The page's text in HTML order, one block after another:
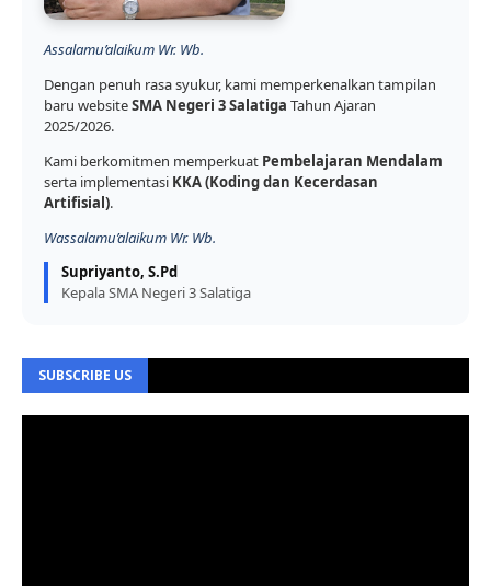
Assalamu’alaikum Wr. Wb.
Dengan penuh rasa syukur, kami memperkenalkan tampilan
baru websiteSMA Negeri 3 Salatiga Tahun Ajaran
2025/2026.
Kami berkomitmen memperkuat Pembelajaran Mendalam
serta implementasi KKA (Koding dan Kecerdasan
Artifisial).
Wassalamu’alaikum Wr. Wb.
Supriyanto, S.Pd
Kepala SMA Negeri 3 Salatiga
SUBSCRIBE US